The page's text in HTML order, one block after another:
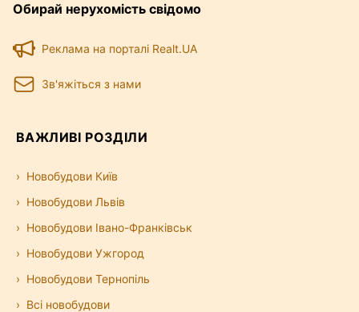
Обирай нерухомість свідомо
Реклама на порталі Realt.UA
Зв'яжіться з нами
ВАЖЛИВІ РОЗДІЛИ
Новобудови Київ
Новобудови Львів
Новобудови Івано-Франківськ
Новобудови Ужгород
Новобудови Тернопіль
Всі новобудови